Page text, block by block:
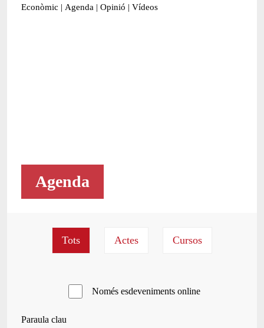
Econòmic | Agenda | Opinió | Vídeos
Agenda
Només esdeveniments online
Paraula clau